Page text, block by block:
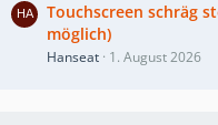
Touchscreen schräg
möglich)
Hanseat 1. August 2026